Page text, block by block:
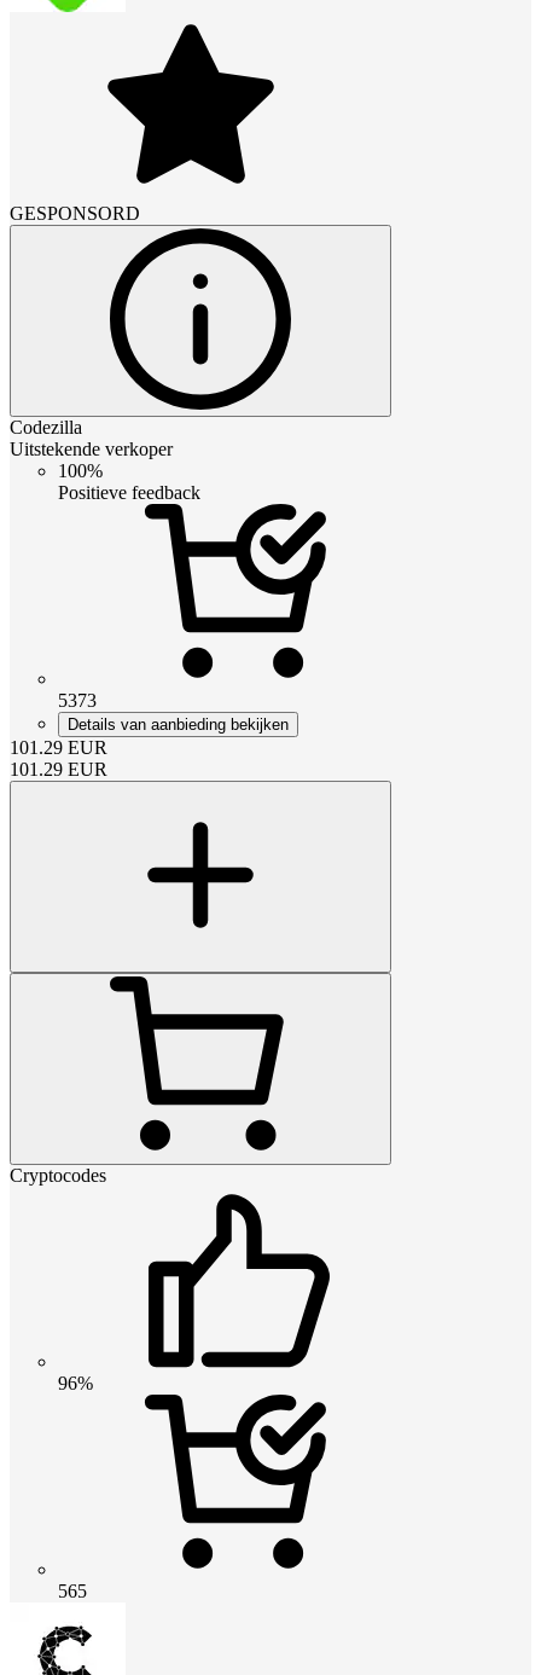
GESPONSORD
Codezilla
Uitstekende verkoper
100%
Positieve feedback
5373
Details van aanbieding bekijken
101.29 EUR
101.29 EUR
Cryptocodes
96%
565